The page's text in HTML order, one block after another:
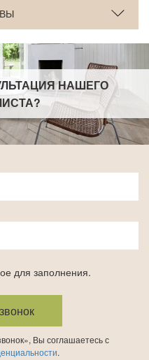
НАШЕГО
?
для заполнения.
Вы соглашаетесь с
.